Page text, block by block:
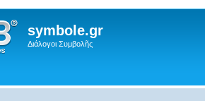
symbole.gr
Διάλογοι Συμβολῆς